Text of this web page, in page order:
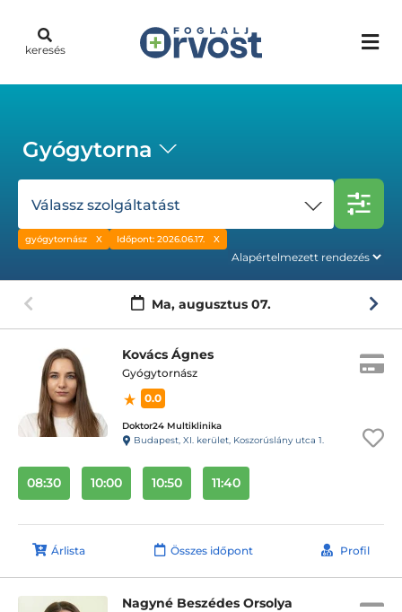
keresés
Gyógytorna
Válassz szolgáltatást
gyógytornász Időpont: 2026.06.17.
Ma, augusztus 07.
Kovács Ágnes
Gyógytornász
0.0
Doktor24 Multiklinika
Budapest, XI. kerület, Koszorúslány utca 1.
08:30 10:00 10:50 11:40
Árlista Összes időpont Profil
Nagyné Beszédes Orsolya